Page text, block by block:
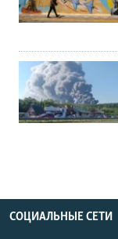
СОЦИАЛЬНЫЕ СЕТИ